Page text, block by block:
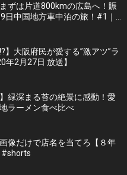
ずは片道800kmの広島へ！賑
日中国地方車中泊の旅！#1｜
族大絶賛のご当地ラーメン｜
】大阪府民が愛する”激アツ”ラ
年2月27日 放送】
緑深まる苔の絶景に感動！愛
ラーメン食べ比べ
像だけで店名を当てろ【８年
#shorts